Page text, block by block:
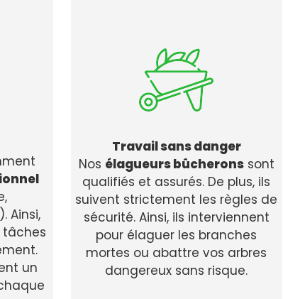
Ainsi,
tâches
un
Travail sans danger
Nos élagueurs bûcheronssont
qualifiés et assurés. De plus, ils
suivent strictement les règles de
sécurité. Ainsi, ils interviennent
pour élaguer les branches
mortes ou abattre vos arbres
dangereux sans risque.